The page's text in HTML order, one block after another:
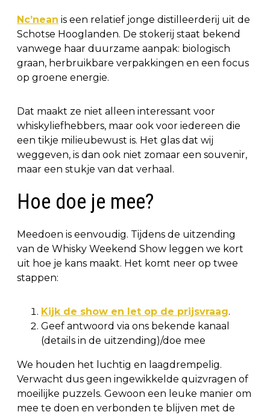
Nc’nean is een relatief jonge distilleerderij uit de
Schotse Hooglanden. De stokerij staat bekend
vanwege haar duurzame aanpak: biologisch
graan, herbruikbare verpakkingen en een focus
op groene energie.
Dat maakt ze niet alleen interessant voor
whiskyliefhebbers, maar ook voor iedereen die
een tikje milieubewust is. Het glas dat wij
weggeven, is dan ook niet zomaar een souvenir,
maar een stukje van dat verhaal.
Hoe doe je mee?
Meedoen is eenvoudig. Tijdens de uitzending
van de Whisky Weekend Show leggen we kort
uit hoe je kans maakt. Het komt neer op twee
stappen:
Kijk de show en let op de prijsvraag.
Geef antwoord via ons bekende kanaal
(details in de uitzending)/doe mee
We houden het luchtig en laagdrempelig.
Verwacht dus geen ingewikkelde quizvragen of
moeilijke puzzels. Gewoon een leuke manier om
mee te doen en verbonden te blijven met de